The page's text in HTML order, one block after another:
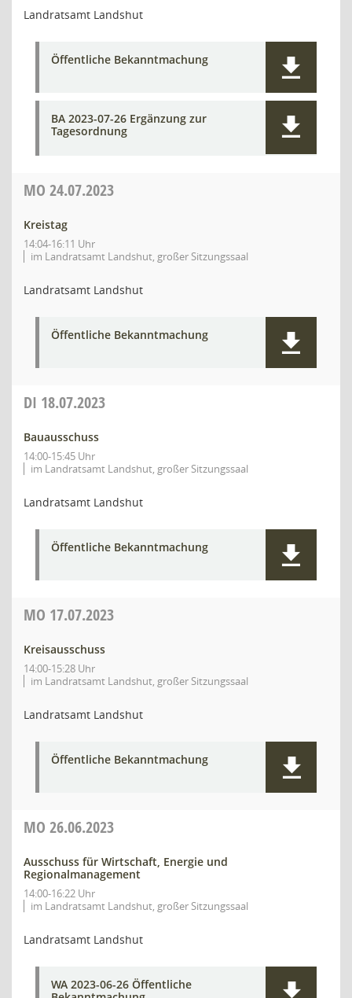
Landratsamt Landshut
Öffentliche Bekanntmachung
BA 2023-07-26 Ergänzung zur
Tagesordnung
MO 24.07.2023
Kreistag
14:04-16:11 Uhr
im Landratsamt Landshut, großer Sitzungssaal
Landratsamt Landshut
Öffentliche Bekanntmachung
DI 18.07.2023
Bauausschuss
14:00-15:45 Uhr
im Landratsamt Landshut, großer Sitzungssaal
Landratsamt Landshut
Öffentliche Bekanntmachung
MO 17.07.2023
Kreisausschuss
14:00-15:28 Uhr
im Landratsamt Landshut, großer Sitzungssaal
Landratsamt Landshut
Öffentliche Bekanntmachung
MO 26.06.2023
Ausschuss für Wirtschaft, Energie und
Regionalmanagement
14:00-16:22 Uhr
im Landratsamt Landshut, großer Sitzungssaal
Landratsamt Landshut
WA 2023-06-26 Öffentliche